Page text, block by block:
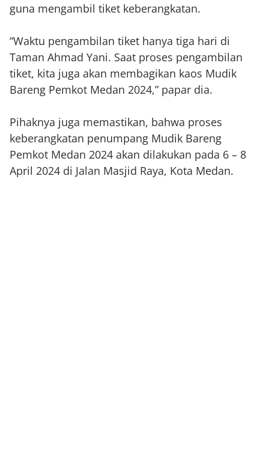
guna mengambil tiket keberangkatan.
“Waktu pengambilan tiket hanya tiga hari di
Taman Ahmad Yani. Saat proses pengambilan
tiket, kita juga akan membagikan kaos Mudik
Bareng Pemkot Medan 2024,” papar dia.
Pihaknya juga memastikan, bahwa proses
keberangkatan penumpang Mudik Bareng
Pemkot Medan 2024 akan dilakukan pada 6 – 8
April 2024 di Jalan Masjid Raya, Kota Medan.